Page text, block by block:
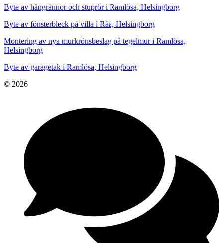
Byte av hängrännor och stuprör i Ramlösa, Helsingborg
Byte av fönsterbleck på villa i Råå, Helsingborg
Montering av nya murkrönsbeslag på tegelmur i Ramlösa,
Helsingborg
Byte av garagetak i Ramlösa, Helsingborg
© 2026